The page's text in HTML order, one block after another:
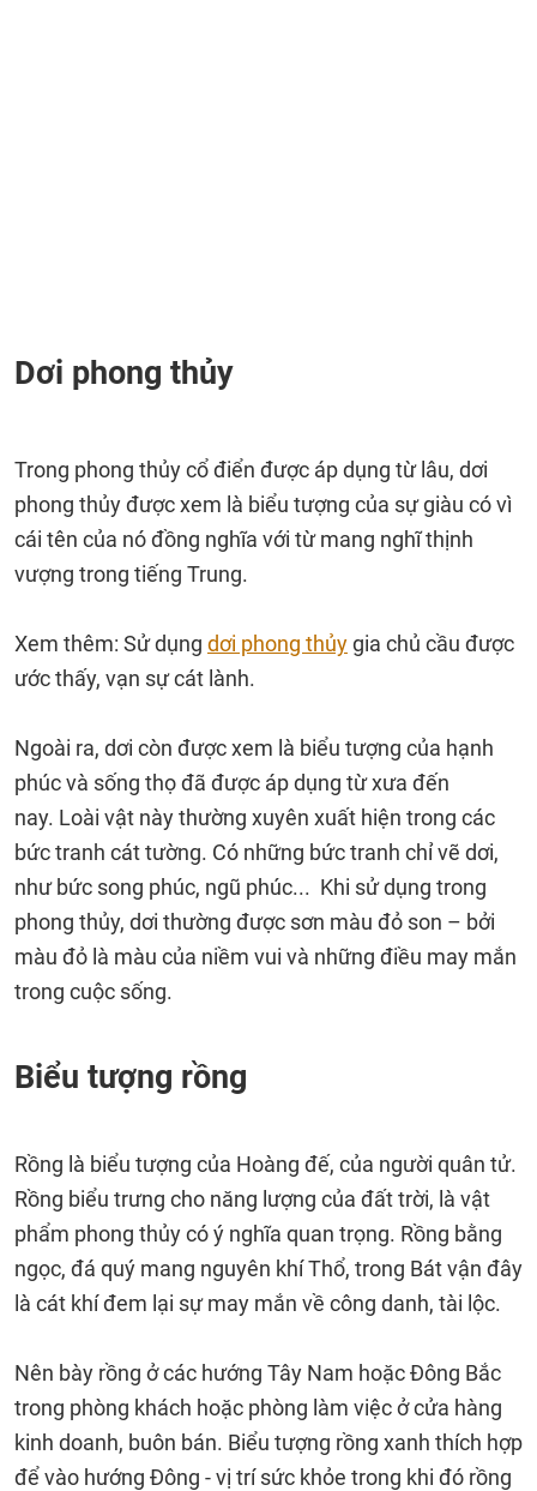
Dơi phong thủy
Trong phong thủy cổ điển được áp dụng từ lâu, dơi
phong thủy được xem là biểu tượng của sự giàu có vì
cái tên của nó đồng nghĩa với từ mang nghĩ thịnh
vượng trong tiếng Trung.
Xem thêm: Sử dụng dơi phong thủygia chủ cầu được
ước thấy, vạn sự cát lành.
Ngoài ra, dơi còn được xem là biểu tượng của hạnh
phúc và sống thọ đã được áp dụng từ xưa đến
nay. Loài vật này thường xuyên xuất hiện trong các
bức tranh cát tường. Có những bức tranh chỉ vẽ dơi,
như bức song phúc, ngũ phúc... Khi sử dụng trong
phong thủy, dơi thường được sơn màu đỏ son – bởi
màu đỏ là màu của niềm vui và những điều may mắn
trong cuộc sống.
Biểu tượng rồng
Rồng là biểu tượng của Hoàng đế, của người quân tử.
Rồng biểu trưng cho năng lượng của đất trời, là vật
phẩm phong thủy có ý nghĩa quan trọng. Rồng bằng
ngọc, đá quý mang nguyên khí Thổ, trong Bát vận đây
là cát khí đem lại sự may mắn về công danh, tài lộc.
Nên bày rồng ở các hướng Tây Nam hoặc Đông Bắc
trong phòng khách hoặc phòng làm việc ở cửa hàng
kinh doanh, buôn bán. Biểu tượng rồng xanh thích hợp
để vào hướng Đông - vị trí sức khỏe trong khi đó rồng